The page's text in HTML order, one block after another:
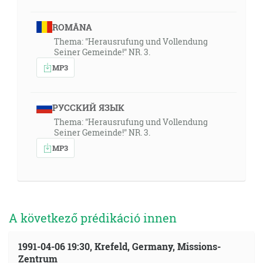
spoločného spravedlivosť s neprávosťou? Alebo jaké
je obecenstvo svetla s temnosťou? [2Kor 6:14]
Keď tedy máme tieto zasľúbenia, milovaní, očistime
sa od každého poškvrnenia tela i ducha dovršujúc tak
Najsvätejšieho je rozumnosťou. [Pr 9:10]
17:30
ROMÂNA
Thema: "Herausrufung und Vollendung
Seiner Gemeinde!" NR. 3.
MP3
РУССКИЙ ЯЗЫК
Thema: "Herausrufung und Vollendung
Seiner Gemeinde!" NR. 3.
MP3
A következő prédikáció innen
1991-04-06 19:30, Krefeld, Germany, Missions-
Zentrum